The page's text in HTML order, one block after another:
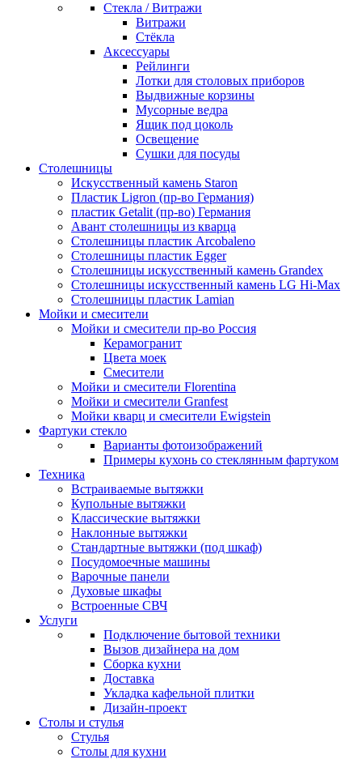
Стекла / Витражи
Витражи
Стёкла
Аксессуары
Рейлинги
Лотки для столовых приборов
Выдвижные корзины
Мусорные ведра
Ящик под цоколь
Освещение
Сушки для посуды
Столешницы
Искусственный камень Staron
Пластик Ligron (пр-во Германия)
пластик Getalit (пр-во) Германия
Авант столешницы из кварца
Столешницы пластик Arcobaleno
Столешницы пластик Egger
Столешницы искусственный камень Grandex
Столешницы искусственный камень LG Hi-Max
Столешницы пластик Lamian
Мойки и смесители
Мойки и смесители пр-во Россия
Керамогранит
Цвета моек
Смесители
Мойки и смесители Florentina
Мойки и смесители Granfest
Мойки кварц и смесители Ewigstein
Фартуки стекло
Варианты фотоизображений
Примеры кухонь со стеклянным фартуком
Техника
Встраиваемые вытяжки
Купольные вытяжки
Классические вытяжки
Наклонные вытяжки
Стандартные вытяжки (под шкаф)
Посудомоечные машины
Варочные панели
Духовые шкафы
Встроенные СВЧ
Услуги
Подключение бытовой техники
Вызов дизайнера на дом
Сборка кухни
Доставка
Укладка кафельной плитки
Дизайн-проект
Столы и стулья
Стулья
Столы для кухни